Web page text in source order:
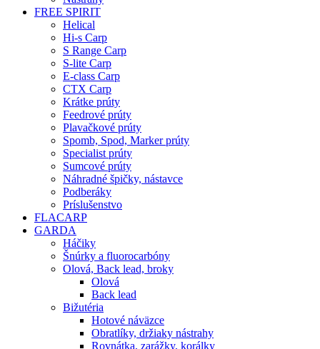
FREE SPIRIT
Helical
Hi-s Carp
S Range Carp
S-lite Carp
E-class Carp
CTX Carp
Krátke prúty
Feedrové prúty
Plavačkové prúty
Spomb, Spod, Marker prúty
Specialist prúty
Sumcové prúty
Náhradné špičky, nástavce
Podberáky
Príslušenstvo
FLACARP
GARDA
Háčiky
Šnúrky a fluorocarbóny
Olová, Back lead, broky
Olová
Back lead
Bižutéria
Hotové náväzce
Obratlíky, držiaky nástrahy
Rovnátka, zarážky, korálky